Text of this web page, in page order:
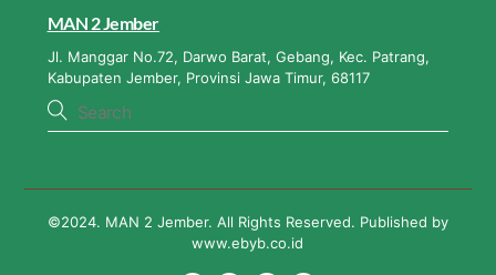
MAN 2 Jember
Jl. Manggar No.72, Darwo Barat, Gebang, Kec. Patrang,
Kabupaten Jember, Provinsi Jawa Timur, 68117
©2024. MAN 2 Jember. All Rights Reserved. Published by
www.ebyb.co.id